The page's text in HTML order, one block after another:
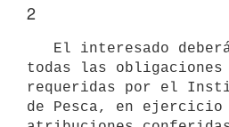
2
todas las
requeridas por el
de Pesca, en ejercicio